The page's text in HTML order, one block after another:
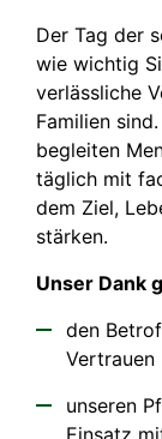
Der Tag der
wie wichtig
verlässliche
Familien
begleiten
täglich mit
dem Ziel,
stärken.
Unser Dank
den
Vertrauen
unseren